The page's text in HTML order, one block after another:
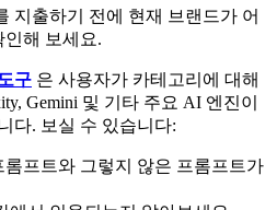
지출하기 전에 현재 브랜드가 어
인해 보세요.
구 은 사용자가 카테고리에 대해
Gemini 및 기타 주요 AI 엔진이
다. 보실 수 있습니다:
롬프트와 그렇지 않은 프롬프트가